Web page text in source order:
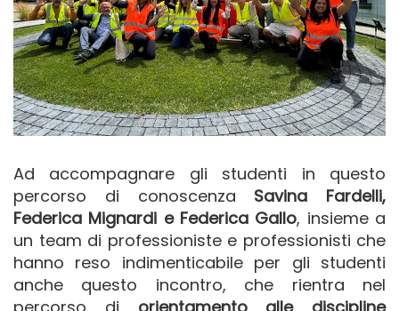
Ad accompagnare gli studenti in questo
percorso di conoscenza Savina Fardelli,
Federica Mignardi e Federica Gallo, insieme a
un team di professioniste e professionisti che
hanno reso indimenticabile per gli studenti
anche questo incontro, che rientra nel